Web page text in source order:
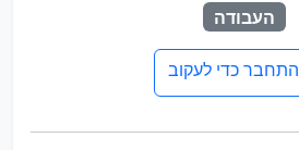
העבודה
התחבר כדי לעקוב